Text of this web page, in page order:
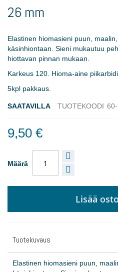
of
the
gallery
26 mm
Elastinen hiomasieni puun,
käsinhiontaan. Sieni mukautuu
hiottavan pinnan mukaan.
Karkeus 120. Hioma-aine
5kpl pakkaus.
SAATAVILLA TUOTEKOODI
9,50 €
Määrä
Lisää
Tuotekuvaus
Elastinen hiomasieni puun,